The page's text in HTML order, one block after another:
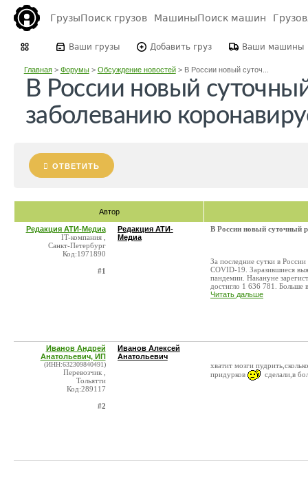
ГрузыПоиск грузов МашиныПоиск машин
Ваши грузы Добавить груз Ваши машины
Главная> Форумы> Обсуждение новостей> В России новый суточ...
В России новый
заболеванию
ОТВЕТИТЬ
Автор
Редакция АТИ-Медиа
IT-компания ,
Санкт-Петербург
Код:1971890
#1
Редакция АТИ-
Медиа
В России новый суточный
За последние сутки в
COVID-19. Заразившиеся
пандемии. Накануне
достигло 1 636 781. Больше
Читать дальше
Иванов Андрей
Анатольевич, ИП
(ИНН:632309840491)
Перевозчик ,
Тольятти
Код:289117
#2
Иванов Алексей
Анатольевич
хватит мозги
придурков
сделали,в